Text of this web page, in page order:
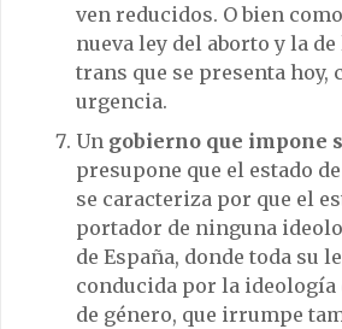
ven reducidos. O bien
nueva ley del aborto y la
trans que se presenta hoy,
urgencia.
Un gobierno que impone
presupone que el estado
se caracteriza por que el
portador de ninguna
de España, donde toda su
conducida por la ideología
de género, que irrumpe